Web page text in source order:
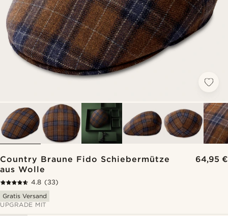
Country Braune Fido Schiebermütze
aus Wolle
64,95 €
4.8 (33)
Gratis Versand
UPGRADE MIT